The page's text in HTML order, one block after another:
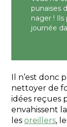
punaises
nager !
journée
Il n’est donc
nettoyer de
idées reçues
envahissent
les oreillers,